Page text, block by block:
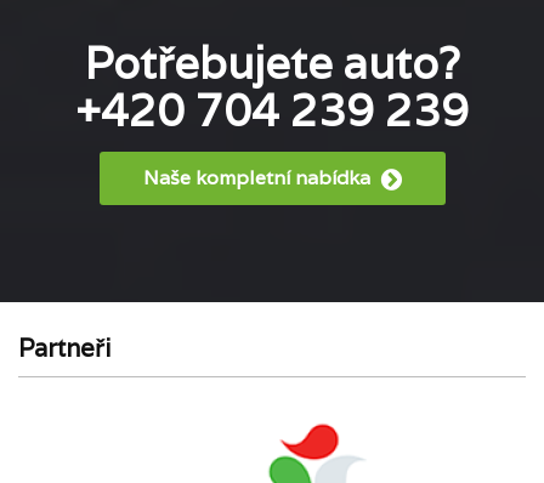
Potřebujete auto?
+420 704 239 239
Naše kompletní nabídka
Partneři